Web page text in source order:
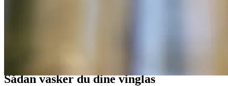
Sådan vasker du dine vinglas